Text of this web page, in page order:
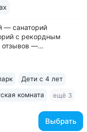
— санаторий
с рекордным
отзывов —
минеральной
Выбрать
Дети с 4 лет
комната ещё 3